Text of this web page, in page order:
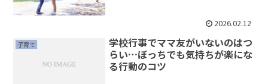
2026.02.12
子育て
学校行事でママ友がいないのはつ
らい…ぼっちでも気持ちが楽にな
る行動のコツ